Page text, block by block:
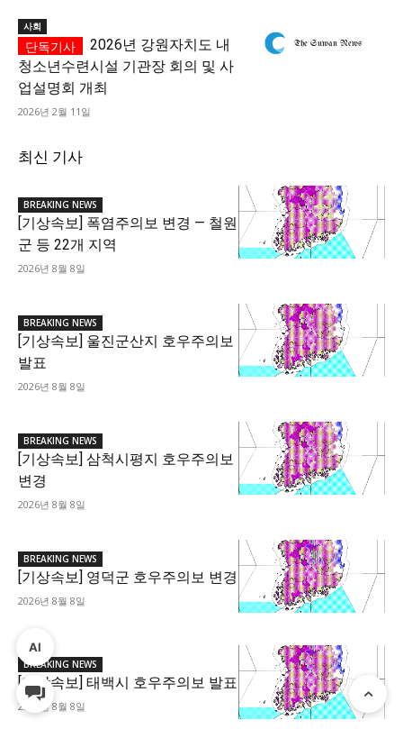
사회
2026년 강원자치도 내
청소년수련시설 기관장 회의 및 사
업설명회 개최
2026년 2월 11일
최신 기사
BREAKING NEWS
[기상속보] 폭염주의보 변경 — 철원
군 등 22개 지역
2026년 8월 8일
BREAKING NEWS
[기상속보] 울진군산지 호우주의보
발표
2026년 8월 8일
BREAKING NEWS
[기상속보] 삼척시평지 호우주의보
변경
2026년 8월 8일
BREAKING NEWS
[기상속보] 영덕군 호우주의보 변경
2026년 8월 8일
BREAKING NEWS
[기상속보] 태백시 호우주의보 발표
2026년 8월 8일
AI